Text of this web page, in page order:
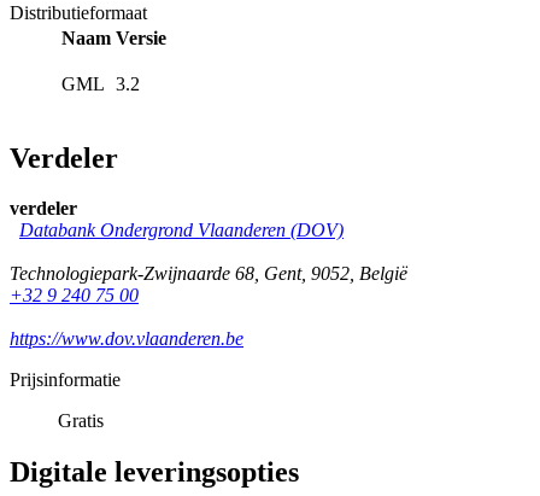
Distributieformaat
Naam Versie
GML 3.2
Verdeler
verdeler
Databank Ondergrond Vlaanderen (DOV)
Technologiepark-Zwijnaarde 68, Gent, 9052, België
+32 9 240 75 00
https://www.dov.vlaanderen.be
Prijsinformatie
Gratis
Digitale leveringsopties